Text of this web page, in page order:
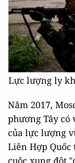
Lực lượng ly
Năm 2017,
phương Tây có
của lực lượng
Liên Hợp Quốc
cuộc xung đột